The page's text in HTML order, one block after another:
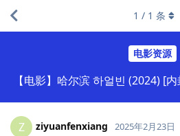
电影资源
【电影】哈尔滨 하얼빈 (2024) [
1 / 1 条
Z ziyuanfenxiang 2025年2月23日